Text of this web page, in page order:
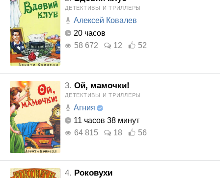
ДЕТЕКТИВЫ И ТРИЛЛЕРЫ
Алексей Ковалев
20 часов
58 672
12 52
3. Ой, мамочки!
ДЕТЕКТИВЫ И ТРИЛЛЕРЫ
Агния
11 часов 38 минут
64 815
18 56
4. Роковухи